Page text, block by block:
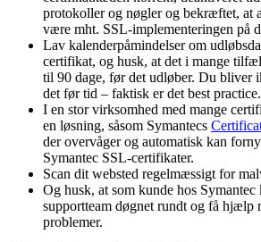
protokoller og nøgler og bekræftet, at
være mht. SSL-implementeringen på
Lav kalenderpåmindelser om
certifikat, og husk, at det i mange
til 90 dage, før det udløber. Du bliver
det før tid – faktisk er det best practice.
I en stor virksomhed med mange
en løsning, såsom Symantecs
der overvåger og automatisk kan
Symantec SSL-certifikater.
Scan dit websted regelmæssigt for
Og husk, at som kunde hos
supportteam døgnet rundt og få hjælp
problemer.